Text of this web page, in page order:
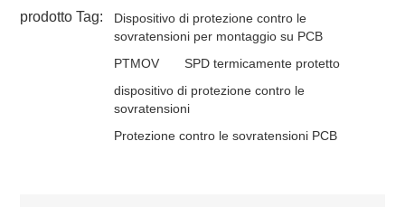
prodotto Tag:
Dispositivo di protezione contro le
sovratensioni per montaggio su PCB
PTMOV
SPD termicamente protetto
dispositivo di protezione contro le
sovratensioni
Protezione contro le sovratensioni PCB